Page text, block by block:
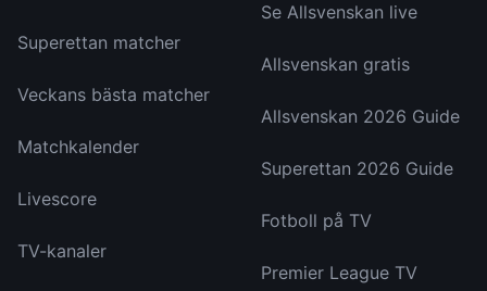
Superettan matcher
Veckans bästa matcher
Matchkalender
Livescore
TV-kanaler
Se Allsvenskan live
Allsvenskan gratis
Allsvenskan 2026 Guide
Superettan 2026 Guide
Fotboll på TV
Premier League TV